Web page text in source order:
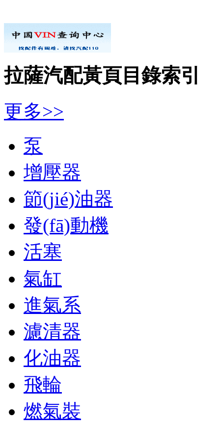
拉薩汽配黃頁目錄索引
更多>>
泵
增壓器
節(jié)油器
發(fā)動機
活塞
氣缸
進氣系
濾清器
化油器
飛輪
燃氣裝